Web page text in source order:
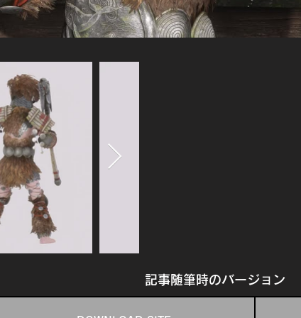
記事随筆時のバージョン